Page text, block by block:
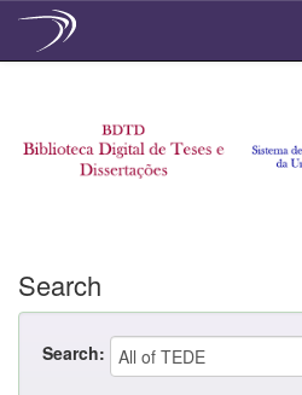
Search
Search: